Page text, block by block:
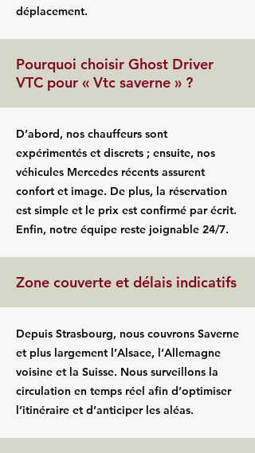
déplacement.
Pourquoi choisir Ghost Driver
VTC pour « Vtc saverne » ?
D’abord, nos chauffeurs sont
expérimentés et discrets ; ensuite, nos
véhicules Mercedes récents assurent
confort et image. De plus, la réservation
est simple et le prix est confirmé par écrit.
Enfin, notre équipe reste joignable 24/7.
Zone couverte et délais indicatifs
Depuis Strasbourg, nous couvrons Saverne
et plus largement l’Alsace, l’Allemagne
voisine et la Suisse. Nous surveillons la
circulation en temps réel afin d’optimiser
l’itinéraire et d’anticiper les aléas.